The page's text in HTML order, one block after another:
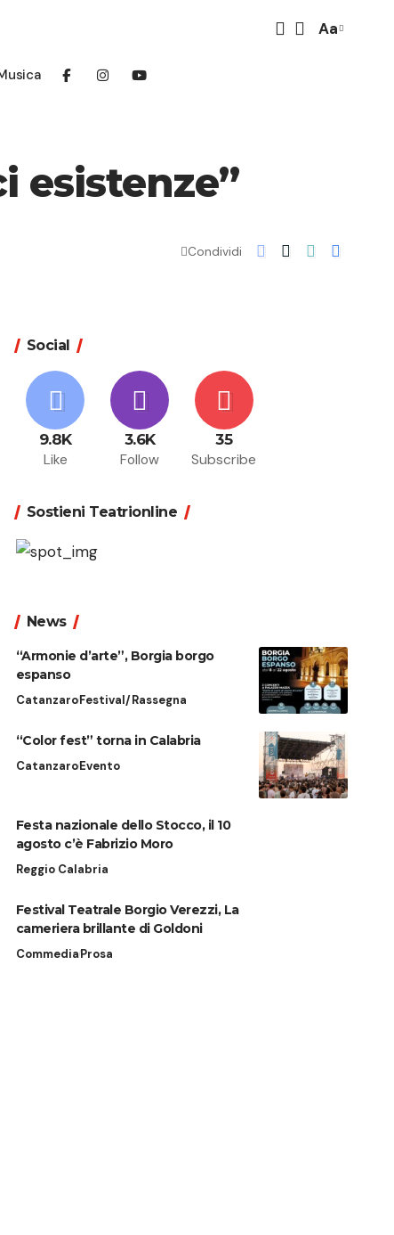
Font
Aa
esistenze”
Condividi
Social
9.8K
Like
3.6K
Follow
35
Subscribe
Sostieni Teatrionline
News
“Armonie d’arte”, Borgia borgo
espanso
CatanzaroFestival/Rassegna
“Color fest” torna in Calabria
CatanzaroEvento
Festa nazionale dello Stocco, il 10
agosto c’è Fabrizio Moro
Reggio Calabria
Festival Teatrale Borgio Verezzi, La
cameriera brillante di Goldoni
CommediaProsa